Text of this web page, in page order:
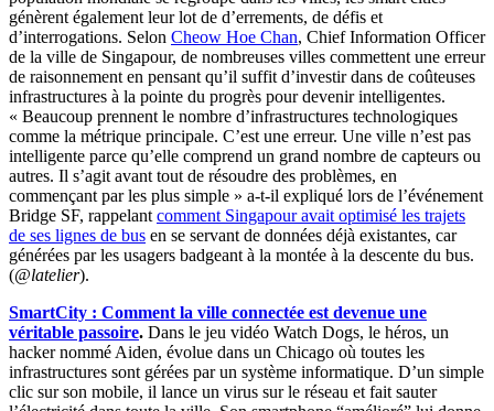
génèrent également leur lot de d’errements, de défis et
d’interrogations. Selon Cheow Hoe Chan, Chief Information Officer
de la ville de Singapour, de nombreuses villes commettent une erreur
de raisonnement en pensant qu’il suffit d’investir dans de coûteuses
infrastructures à la pointe du progrès pour devenir intelligentes.
« Beaucoup prennent le nombre d’infrastructures technologiques
comme la métrique principale. C’est une erreur. Une ville n’est pas
intelligente parce qu’elle comprend un grand nombre de capteurs ou
autres. Il s’agit avant tout de résoudre des problèmes, en
commençant par les plus simple » a-t-il expliqué lors de l’événement
Bridge SF, rappelant comment Singapour avait optimisé les trajets
de ses lignes de bus en se servant de données déjà existantes, car
générées par les usagers badgeant à la montée à la descente du bus.
(@latelier).
SmartCity : Comment la ville connectée est devenue une
véritable passoire. Dans le jeu vidéo Watch Dogs, le héros, un
hacker nommé Aiden, évolue dans un Chicago où toutes les
infrastructures sont gérées par un système informatique. D’un simple
clic sur son mobile, il lance un virus sur le réseau et fait sauter